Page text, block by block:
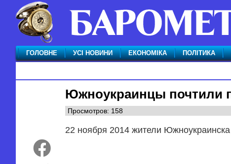
ГОЛОВНЕ УСІ НОВИНИ ЕКОНОМІКА ПОЛІТИКА
Южноукраинцы почтили
Просмотров: 158
22 ноября 2014 жители